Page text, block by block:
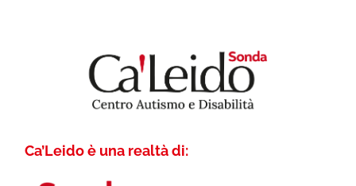
Ca’Leido è una realtà di: